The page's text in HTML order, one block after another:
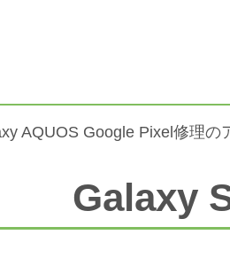
AQUOS Google Pixel修理の
Galaxy